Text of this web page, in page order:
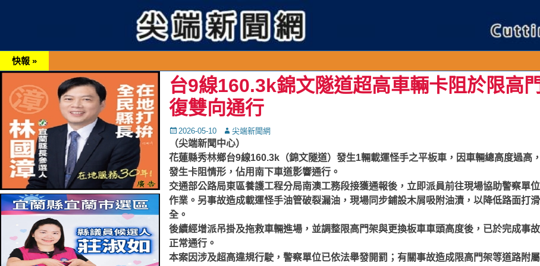
快報 »
台9線160.3k錦文隧道超高車輛卡阻於限高
復雙向通行
Posted
on
2026-05-10 Autor尖端新聞網
（尖端新聞中心）
花蓮縣秀林鄉台9線160.3k（錦文隧道）發生1輛載運怪手之平板車，因車輛總高度過高
發生卡阻情形，佔用南下車道影響通行。
交通部公路局東區養護工程分局南澳工務段接獲通報後，立即派員前往現場協助警察單
作業。另事故造成載運怪手油管破裂漏油，現場同步鋪設木屑吸附油漬，以降低路面打
全。
後續經增派吊掛及拖救車輛進場，並調整限高門架與更換板車車頭高度後，已於完成事
正常通行。
本案因涉及超高違規行駛，警察單位已依法舉發開罰；有關事故造成限高門架等道路附